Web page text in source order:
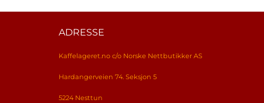
ADRESSE
Kaffelageret.no c/o Norske Nettbutikker AS
Hardangerveien 74. Seksjon 5
5224 Nesttun